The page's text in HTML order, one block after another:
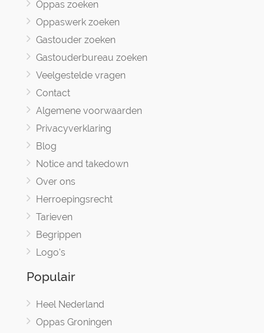
Oppas zoeken
Oppaswerk zoeken
Gastouder zoeken
Gastouderbureau zoeken
Veelgestelde vragen
Contact
Algemene voorwaarden
Privacyverklaring
Blog
Notice and takedown
Over ons
Herroepingsrecht
Tarieven
Begrippen
Logo's
Populair
Heel Nederland
Oppas Groningen